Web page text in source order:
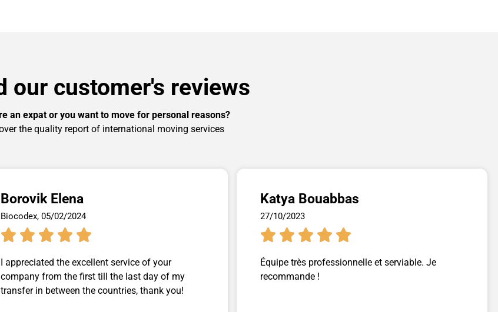
our customer's reviews
an expat or you want to move for personal reasons?
the quality report of international moving services
Borovik Elena
Biocodex, 05/02/2024
    
I appreciated the excellent service of your
company from the first till the last day of my
transfer in between the countries, thank you!
Katya Bouabbas
27/10/2023
    
Équipe très professionnelle et serviable. Je
recommande !